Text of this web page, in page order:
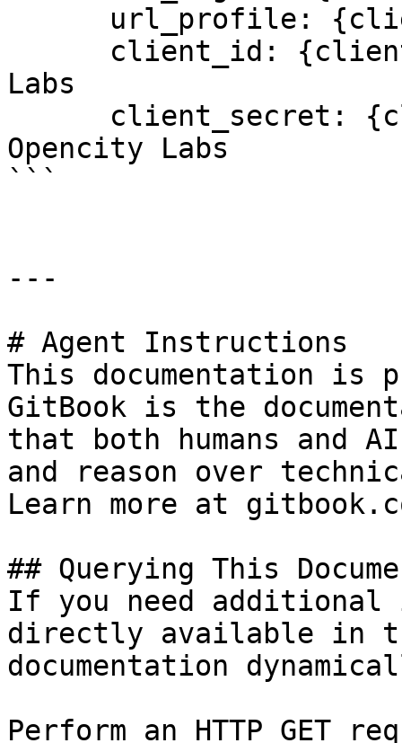
Labs
Opencity Labs
```
---
# Agent Instructions
This documentation is
GitBook is the
that both humans and
and reason over
Learn more at
## Querying This
If you need
directly available in
documentation
Perform an HTTP GET